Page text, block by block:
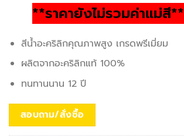
**ราคายังไม่รวมค่าแม่สี**
สีน้ำอะคริลิกคุณภาพสูง เกรดพรีเมี่ยม
ผลิตจากอะคริลิกแท้ 100%
ทนทานนาน 12 ปี
สอบถาม/สั่งซื้อ